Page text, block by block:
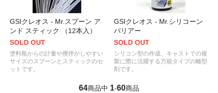
GSIクレオス - Mr.スプーン ア
ンド スティック （12本入）
SOLD OUT
塗料瓶からの計量や攪拌がしやすい
サイズのスプーンとスティックのセ
ットです。
GSIクレオス - Mr.シリコーン
バリアー
SOLD OUT
シリコン型の作成、キャストでの複
製に際に活躍する万能タイプの離型
剤です。
64商品中 1-60商品